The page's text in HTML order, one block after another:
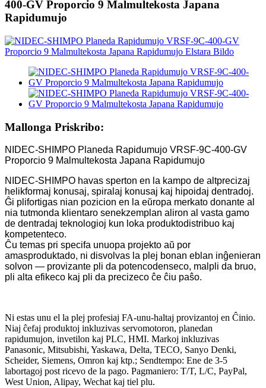
400-GV Proporcio 9 Malmultekosta Japana
Rapidumujo
Mallonga Priskribo:
NIDEC-SHIMPO Planeda Rapidumujo VRSF-9C-400-GV
Proporcio 9 Malmultekosta Japana Rapidumujo
NIDEC-SHIMPO havas sperton en la kampo de altprecizaj
helikformaj konusaj, spiralaj konusaj kaj hipoidaj dentradoj.
Ĝi plifortigas nian pozicion en la eŭropa merkato donante al
nia tutmonda klientaro senekzemplan aliron al vasta gamo
de dentradaj teknologioj kun loka produktodistribuo kaj
kompetenteco.
Ĉu temas pri specifa unuopa projekto aŭ por
amasproduktado, ni disvolvas la plej bonan eblan inĝenieran
solvon — provizante pli da potencodenseco, malpli da bruo,
pli alta efikeco kaj pli da precizeco ĉe ĉiu paŝo.
Ni estas unu el la plej profesiaj FA-unu-haltaj provizantoj en Ĉinio.
Niaj ĉefaj produktoj inkluzivas servomotoron, planedan
rapidumujon, invetilon kaj PLC, HMI. Markoj inkluzivas
Panasonic, Mitsubishi, Yaskawa, Delta, TECO, Sanyo Denki,
Scheider, Siemens, Omron kaj ktp.; Sendtempo: Ene de 3-5
labortagoj post ricevo de la pago. Pagmaniero: T/T, L/C, PayPal,
West Union, Alipay, Wechat kaj tiel plu.